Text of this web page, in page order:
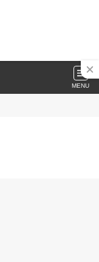
MENU